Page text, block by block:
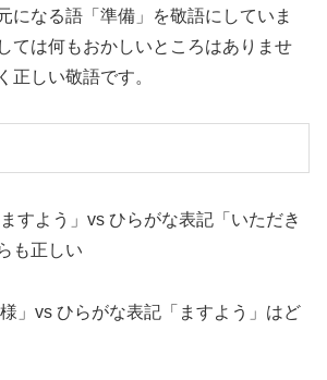
になる語「準備」を敬語にしていま
ては何もおかしいところはありませ
正しい敬語です。
すよう」vs ひらがな表記「いただき
も正しい
」vs ひらがな表記「ますよう」はど